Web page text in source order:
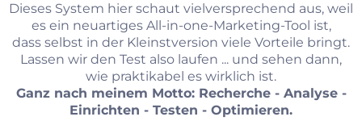
Dieses System hier schaut vielversprechend aus, weil
es ein neuartiges All-in-one-Marketing-Tool ist,
dass selbst in der Kleinstversion viele Vorteile bringt.
Lassen wir den Test also laufen ... und sehen dann,
wie praktikabel es wirklich ist.
Ganz nach meinem Motto: Recherche - Analyse -
Einrichten - Testen - Optimieren.